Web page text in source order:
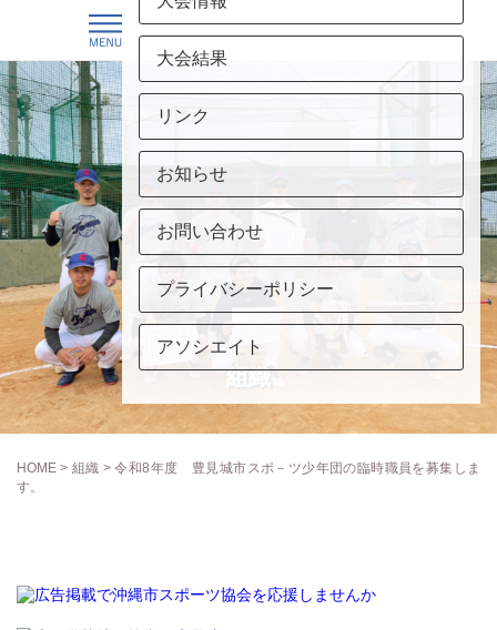
大会結果
リンク
お知らせ
お問い合わせ
プライバシーポリシー
アソシエイト
組織
HOME > 組織 > 令和8年度 豊見城市スポ－ツ少年団の臨時職員を募集しま
す。